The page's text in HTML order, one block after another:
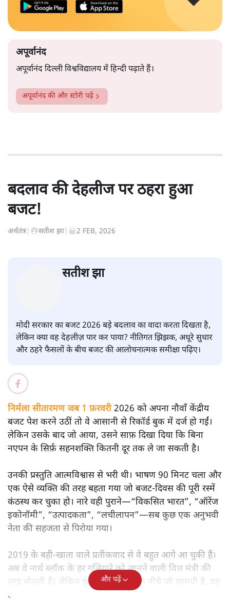
अपूर्वानंद
अपूर्वानंद दिल्ली विश्वविद्यालय में हिन्दी पढ़ाते हैं।
अपूर्वानंदकी और स्टोरी पढ़ें
बदलाव की देहलीज पर ठहरा हुआ
बजट!
अर्थतंत्र सतीश झा 2 FEB, 2026
मोदी सरकार का बजट 2026 बड़े बदलाव का वादा करता दिखता है,
लेकिन क्या वह देहलीज़ पार कर पाया? नीतिगत झिझक, अधूरे सुधार
और ठहरे फैसलों के बीच बजट की आलोचनात्मक समीक्षा पढ़िए।
निर्मला सीतारमण जब 1 फ़रवरी2026 को अपना नौवाँ केंद्रीय
बजट पेश करने उठीं तो वे आसानी से रिकॉर्ड बुक में दर्ज हो गईं।
नएपन के सिर्फ़ सहनशक्ति कितनी दूर तक ले जा सकती है।
उनकी प्रस्तुति आत्मविश्वास से भरी थी। भाषण 90 मिनट चला और
एक ऐसे व्यक्ति की तरह बहता गया जो बजट‑दिवस की पूरी रस्में